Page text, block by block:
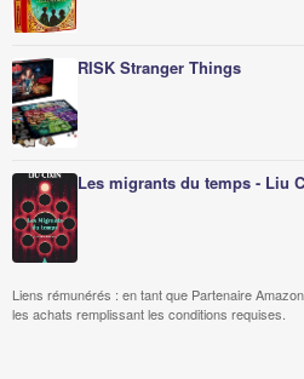
RISK Stranger Things
Les migrants du temps - Liu
Liens rémunérés : en tant que Partenaire
les achats remplissant les conditions requises.